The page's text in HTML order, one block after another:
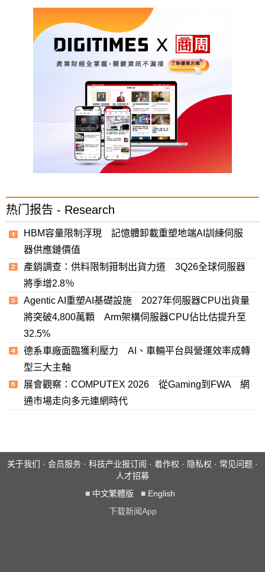
热门报告 - Research
HBM容量限制浮現 記憶體卸載重塑地端AI訓練伺服
器供應鏈價值
產銷調查：供料限制箝制出貨力道 3Q26全球伺服器
將季增2.8％
Agentic AI重塑AI基礎設施 2027年伺服器CPU出貨量
將突破4,800萬顆 Arm架構伺服器CPU佔比估提升至
32.5%
德系車廠面臨獲利壓力 AI、車輛平台與營運效率成轉
型三大主軸
展會觀察：COMPUTEX 2026 從Gaming到FWA 網
通市場走向多元連網時代
关于我们 · 会员服务 · 科技产业报订阅 · 着作权 · 隐私权 · 常见问题 ·
人才招募
■ 中文繁體版 ■ English
下载新闻App